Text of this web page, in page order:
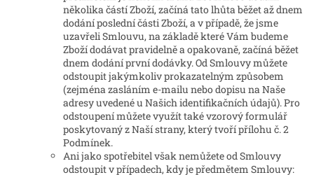
několika částí Zboží, začíná tato lhůta běžet až dnem
dodání poslední části Zboží, a v případě, že jsme
uzavřeli Smlouvu, na základě které Vám budeme
Zboží dodávat pravidelně a opakovaně, začíná běžet
dnem dodání první dodávky. Od Smlouvy můžete
odstoupit jakýmkoliv prokazatelným způsobem
(zejména zasláním e-mailu nebo dopisu na Naše
adresy uvedené u Našich identifikačních údajů). Pro
odstoupení můžete využít také vzorový formulář
poskytovaný z Naší strany, který tvoří přílohu č. 2
Podmínek.
Ani jako spotřebitel však nemůžete od Smlouvy
odstoupit v případech, kdy je předmětem Smlouvy: